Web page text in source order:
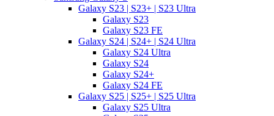
Galaxy S23 | S23+ | S23 Ultra
Galaxy S23
Galaxy S23 FE
Galaxy S24 | S24+ | S24 Ultra
Galaxy S24 Ultra
Galaxy S24
Galaxy S24+
Galaxy S24 FE
Galaxy S25 | S25+ | S25 Ultra
Galaxy S25 Ultra